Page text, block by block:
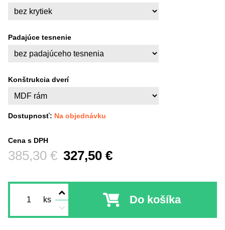
Padajúce tesnenie
Konštrukcia dverí
Dostupnosť: Na objednávku
Cena s DPH
327,50 €
Pred zľavou:
385,30 €
ks Do košíka